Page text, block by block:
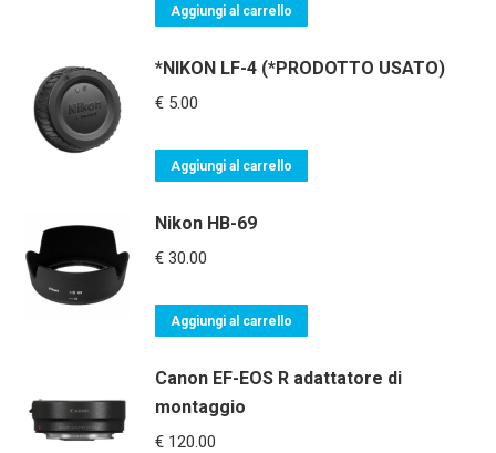
Aggiungi al carrello
*NIKON LF-4 (*PRODOTTO USATO)
€ 5.00
Aggiungi al carrello
Nikon HB-69
€ 30.00
Aggiungi al carrello
Canon EF-EOS R adattatore di
montaggio
€ 120.00